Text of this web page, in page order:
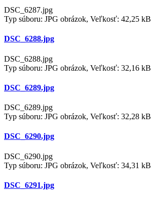
DSC_6287.jpg
Typ súboru: JPG obrázok, Veľkosť: 42,25 kB
DSC_6288.jpg
DSC_6288.jpg
Typ súboru: JPG obrázok, Veľkosť: 32,16 kB
DSC_6289.jpg
DSC_6289.jpg
Typ súboru: JPG obrázok, Veľkosť: 32,28 kB
DSC_6290.jpg
DSC_6290.jpg
Typ súboru: JPG obrázok, Veľkosť: 34,31 kB
DSC_6291.jpg